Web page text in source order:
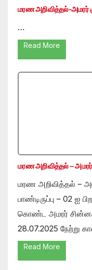
மரண அறிவித்தல்-அமரர்
…
Read More
மரண அறிவித்தல் –
மரண அறிவித்தல் –
பாண்டிருப்பு – 02 ஐ
கொண்ட அமரர்
28.07.2025 நேற்று
Read More